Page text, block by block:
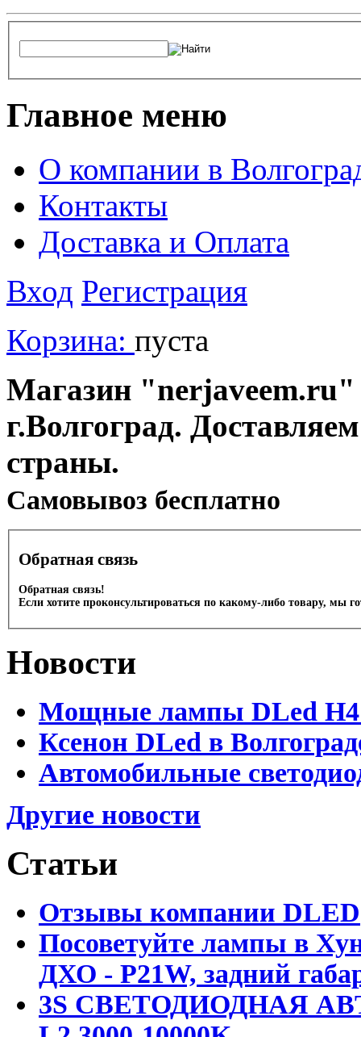
Главное меню
О компании в
Контакты
Доставка и Оплата
Вход Регистрация
Корзина: пуста
Магазин "nerjaveem.ru"
г.Волгоград.
страны.
Cамовывоз бесплатно
Обратная связь
Обратная связь!
Если хотите проконсультироваться по какому-либо товару, мы
Новости
Мощные лампы DLed H4
Ксенон DLed в
Автомобильные
Другие новости
Статьи
Отзывы компании DLED
Посоветуйте лампы в
ДХО - P21W, задний
3S СВЕТОДИОДНАЯ